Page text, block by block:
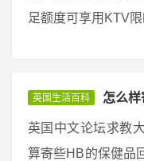
足额度可享用KTV
英国生活百科 怎么样
英国中文论坛求教
算寄些HB的保健品